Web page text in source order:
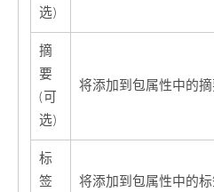
选)
摘
要
(可
选)
将添加到包属性中的摘
标
签
将添加到包属性中的